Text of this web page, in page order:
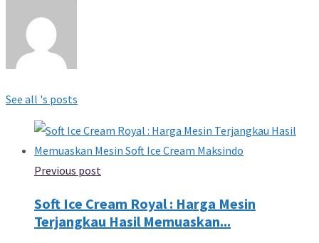
See all 's posts
Previous post
Soft Ice Cream Royal : Harga Mesin
Terjangkau Hasil Memuaskan...